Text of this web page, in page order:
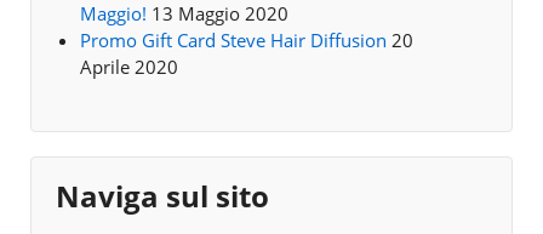
Maggio! 13 Maggio 2020
Promo Gift Card Steve Hair Diffusion 20
Aprile 2020
Naviga sul sito